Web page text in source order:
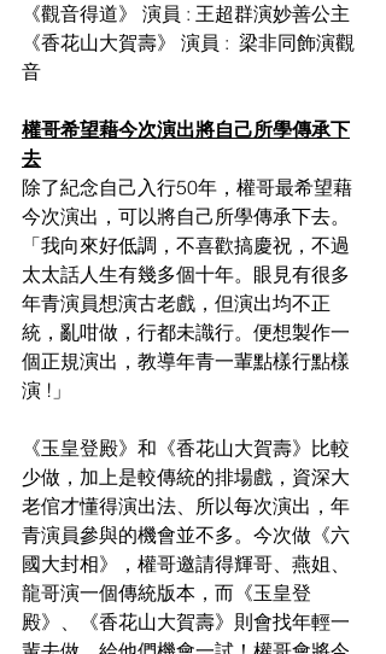
《觀音得道》 演員 : 王超群演妙善公主
《香花山大賀壽》 演員 :  梁非同飾演觀
音
權哥希望藉今次演出將自己所學傳承下
去
除了紀念自己入行50年，權哥最希望藉
今次演出，可以將自己所學傳承下去。
「我向來好低調，不喜歡搞慶祝，不過
太太話人生有幾多個十年。眼見有很多
年青演員想演古老戲，但演出均不正
統，亂咁做，行都未識行。便想製作一
個正規演出，教導年青一輩點樣行點樣
演 !」
《玉皇登殿》和《香花山大賀壽》比較
少做，加上是較傳統的排場戲，資深大
老倌才懂得演出法、所以每次演出，年
青演員參與的機會並不多。今次做《六
國大封相》，權哥邀請得輝哥、燕姐、
龍哥演一個傳統版本，而《玉皇登
殿》、《香花山大賀壽》則會找年輕一